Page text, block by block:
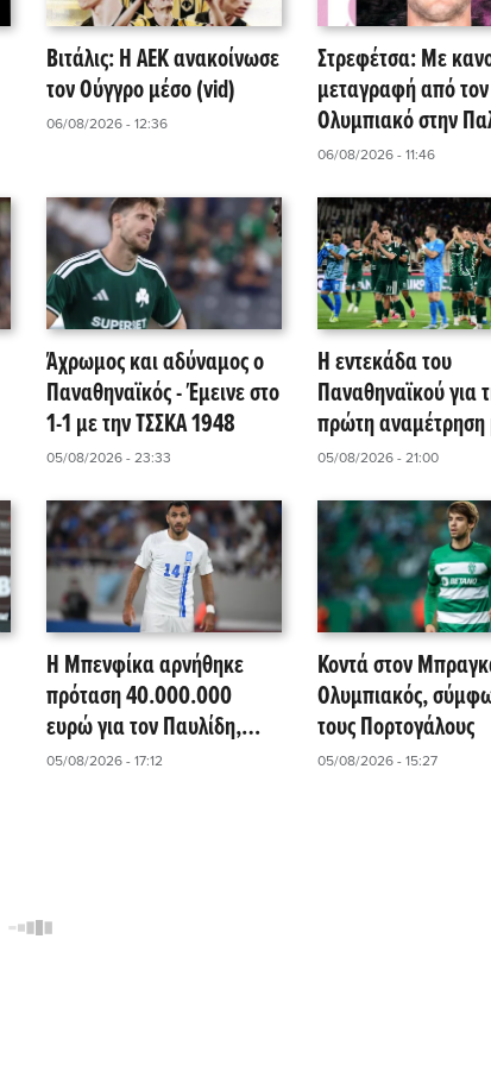
Βιτάλις: Η ΑΕΚ ανακοίνωσε
τον Ούγγρο μέσο (vid)
06/08/2026 - 12:36
Στρεφέτσα: Με
μεταγραφή από τον
Ολυμπιακό στην
ο Βραζιλιάνος
06/08/2026 - 11:46
Άχρωμος και αδύναμος ο
Παναθηναϊκός - Έμεινε στο
1-1 με την ΤΣΣΚΑ 1948
05/08/2026 - 23:33
Η εντεκάδα του
Παναθηναϊκού για
πρώτη αναμέτρηση
ΤΣΣΚΑ 1948!
05/08/2026 - 21:00
Η Μπενφίκα αρνήθηκε
πρόταση 40.000.000
ευρώ για τον Παυλίδη,
σύμφωνα με πορτογαλικά
05/08/2026 - 17:12
Κοντά στον
Ολυμπιακός,
τους Πορτογάλους
05/08/2026 - 15:27